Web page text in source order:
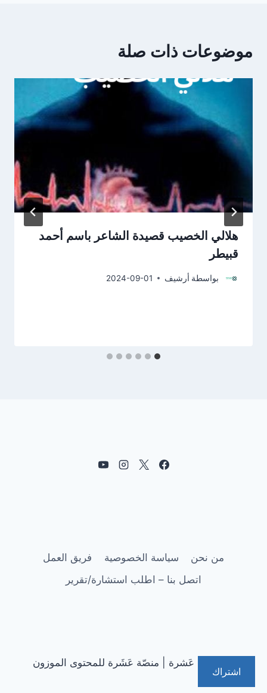
موضوعات ذات صلة
هلالي الخصيب قصيدة الشاعر باسم أحمد
قبيطر
بواسطة أرشيف 2024-09-01
من نحن سياسة الخصوصية
فريق العمل
اتصل بنا – اطلب استشارة/تقرير
اشتراك